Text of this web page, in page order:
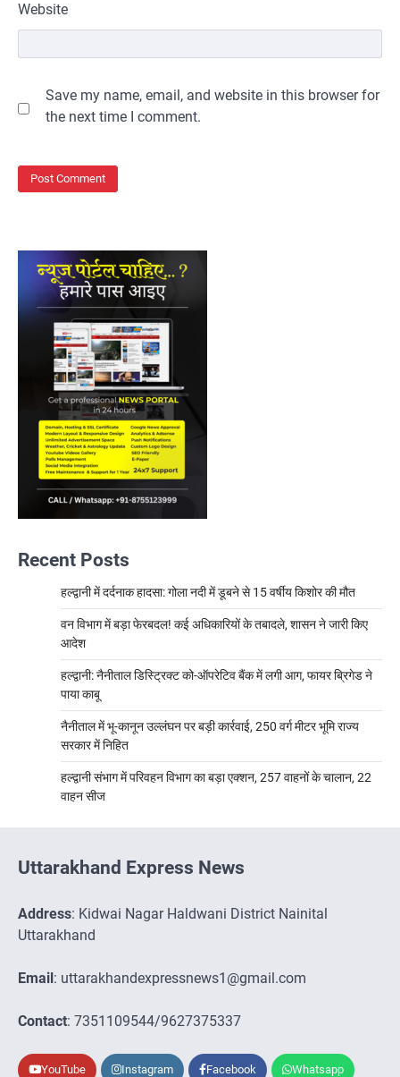
Website
Save my name, email, and website in this browser for
the next time I comment.
Recent Posts
हल्द्वानी में दर्दनाक हादसा: गोला नदी में डूबने से 15 वर्षीय किशोर की मौत
वन विभाग में बड़ा फेरबदल! कई अधिकारियों के तबादले, शासन ने जारी किए
आदेश
हल्द्वानी: नैनीताल डिस्ट्रिक्ट को-ऑपरेटिव बैंक में लगी आग, फायर ब्रिगेड ने
पाया काबू
नैनीताल में भू-कानून उल्लंघन पर बड़ी कार्रवाई, 250 वर्ग मीटर भूमि राज्य
सरकार में निहित
हल्द्वानी संभाग में परिवहन विभाग का बड़ा एक्शन, 257 वाहनों के चालान, 22
वाहन सीज
Uttarakhand Express News
Address: Kidwai Nagar Haldwani District Nainital
Uttarakhand
Email: uttarakhandexpressnews1@gmail.com
Contact: 7351109544/9627375337
YouTube Instagram Facebook Whatsapp